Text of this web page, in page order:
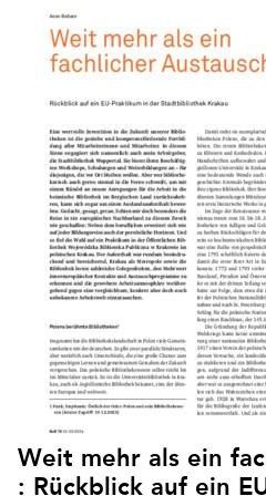
Weit mehr als ein
: Rückblick auf ein